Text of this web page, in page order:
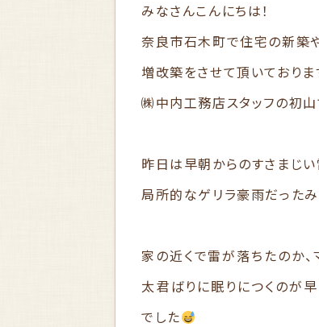
みなさんこんにちは！
奈良市石木町で住宅の新築や
増改築をさせて頂いておりま
㈱中内工務店スタッフの初山
昨日は早朝からのすさまじい
局所的なゲリラ豪雨だったみ
家の近くで雷が落ちたのか、
太君ばりに眠りにつくのが
でした